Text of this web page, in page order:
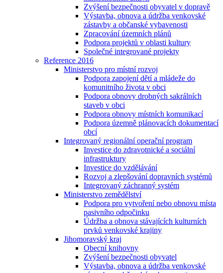
Zvýšení bezpečnosti obyvatel v dopravě
Výstavba, obnova a údržba venkovské
zástavby a občanské vybavenosti
Zpracování územních plánů
Podpora projektů v oblasti kultury
Společné integrované projekty
Reference 2016
Ministerstvo pro místní rozvoj
Podpora zapojení dětí a mládeže do
komunitního života v obci
Podpora obnovy drobných sakrálních
staveb v obci
Podpora obnovy místních komunikací
Podpora územně plánovacích dokumentací
obcí
Integrovaný regionální operační program
Investice do zdravotnické a sociální
infrastruktury
Investice do vzdělávání
Rozvoj a zlepšování dopravních systémů
Integrovaný záchranný systém
Ministerstvo zemědělství
Podpora pro vytvoření nebo obnovu místa
pasivního odpočinku
Údržba a obnova stávajících kulturních
prvků venkovské krajiny
Jihomoravský kraj
Obecní knihovny
Zvýšení bezpečnosti obyvatel
Výstavba, obnova a údržba venkovské